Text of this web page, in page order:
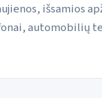
išsamios
automobilių